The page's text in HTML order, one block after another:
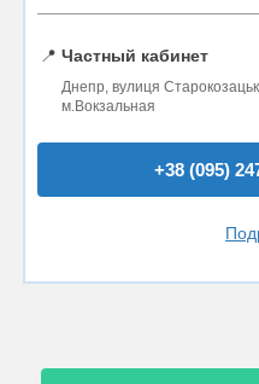
📍 Частный кабинет
Днепр, вулиця
м.Вокзальная
+38 (095)